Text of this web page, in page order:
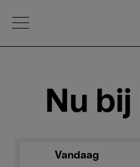
Open Menu
Nu
Vandaag